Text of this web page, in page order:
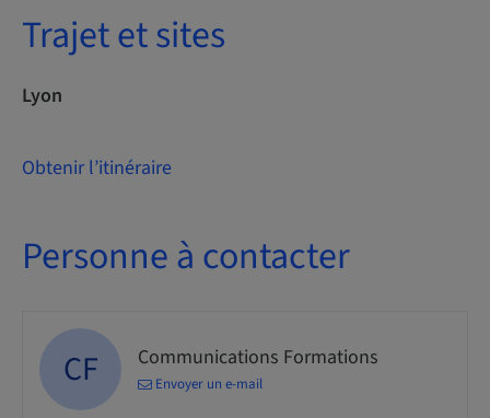
Trajet et sites
Lyon
Obtenir l’itinéraire
Personne à contacter
CF Communications Formations
Envoyer un e-mail